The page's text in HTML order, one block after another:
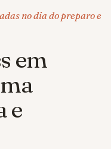
no dia do preparo e
em
e